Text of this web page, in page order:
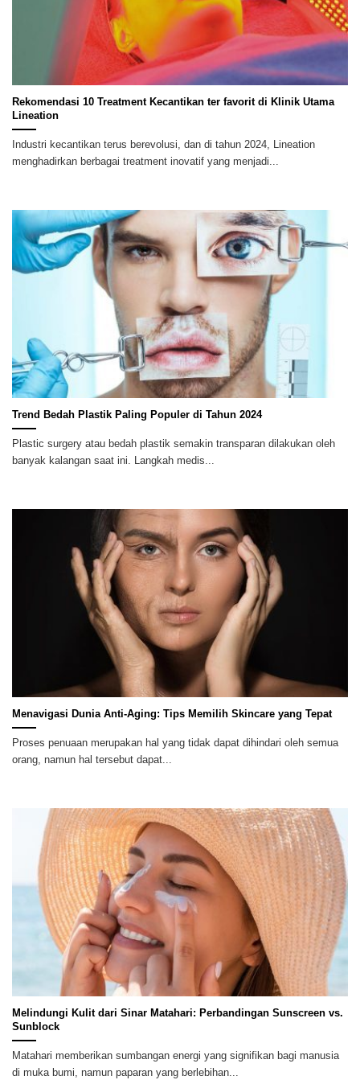
Rekomendasi 10 Treatment Kecantikan ter favorit di Klinik Utama
Lineation
Industri kecantikan terus berevolusi, dan di tahun 2024, Lineation
menghadirkan berbagai treatment inovatif yang menjadi...
Trend Bedah Plastik Paling Populer di Tahun 2024
Plastic surgery atau bedah plastik semakin transparan dilakukan oleh
banyak kalangan saat ini. Langkah medis...
Menavigasi Dunia Anti-Aging: Tips Memilih Skincare yang Tepat
Proses penuaan merupakan hal yang tidak dapat dihindari oleh semua
orang, namun hal tersebut dapat...
Melindungi Kulit dari Sinar Matahari: Perbandingan Sunscreen vs.
Sunblock
Matahari memberikan sumbangan energi yang signifikan bagi manusia
di muka bumi, namun paparan yang berlebihan...